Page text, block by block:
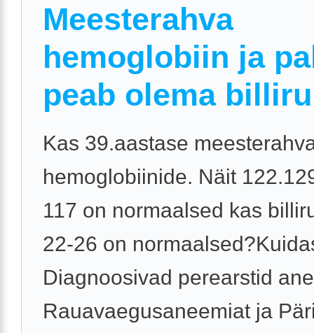
Meesterahva
hemoglobiin ja
peab olema
Kas 39.aastase
hemoglobiinide. Näit
117 on normaalsed kas
22-26 on
Diagnoosivad perearstid
Rauavaegusaneemiat ja